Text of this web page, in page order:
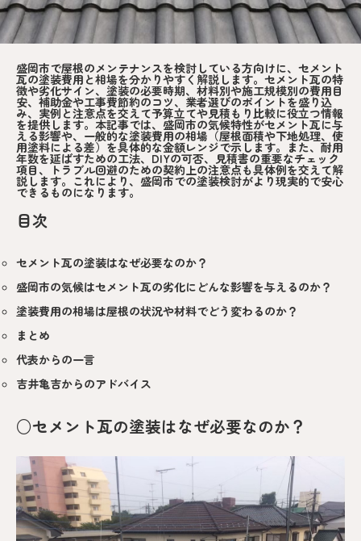
盛岡市で屋根のメンテナンスを検討している方向けに、セメント
瓦の塗装費用と相場を分かりやすく解説します。セメント瓦の特
徴や劣化サイン、塗装の必要時期、材料別や施工規模別の費用目
安、補助金や工事費節約のコツ、業者選びのポイントを盛り込
み、実例と注意点を交えて予算立てや見積もり比較に役立つ情報
を提供します。本記事では、盛岡市の気候特性がセメント瓦に与
える影響や、一般的な塗装費用の相場（屋根面積や下地処理、使
用塗料による差）を具体的な金額レンジで示します。また、耐用
年数を延ばすための工法、DIYの可否、見積書の重要なチェック
項目、トラブル回避のための契約上の注意点も具体例を交えて解
説します。これにより、盛岡市での塗装検討がより現実的で安心
できるものになります。
目次
セメント瓦の塗装はなぜ必要なのか？
盛岡市の気候はセメント瓦の劣化にどんな影響を与えるのか？
塗装費用の相場は屋根の状況や材料でどう変わるのか？
まとめ
代表からの一言
吉井亀吉からのアドバイス
○セメント瓦の塗装はなぜ必要なのか？